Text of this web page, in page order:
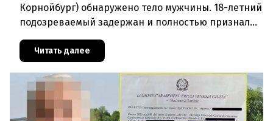
Корнойбург) обнаружено тело мужчины. 18-летний
подозреваемый задержан и полностью признал
свою вину. По данным следствия, преступление
могло быть совершено на поч
Читать далее